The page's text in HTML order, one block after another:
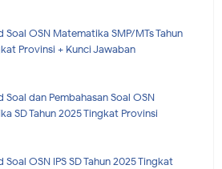
Soal OSN Matematika SMP/MTs Tahun
Provinsi + Kunci Jawaban
Soal dan Pembahasan Soal OSN
SD Tahun 2025 Tingkat Provinsi
Soal OSN IPS SD Tahun 2025 Tingkat